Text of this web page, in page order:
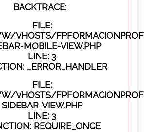
BACKTRACE:
FILE:
VHOSTS/
MOBILE-VIEW.PHP
LINE: 3
_ERROR_HANDLER
FILE:
VHOSTS/
SIDEBAR-VIEW.PHP
LINE: 3
REQUIRE_ONCE